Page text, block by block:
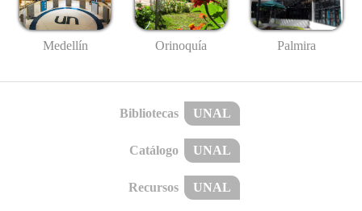
Medellín Orinoquía Palmira
Bibliotecas UNAL
Catálogo UNAL
Recursos UNAL